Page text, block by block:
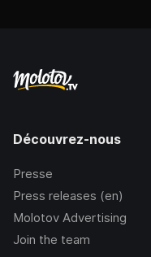
Découvrez-nous
Presse
Press releases (en)
Molotov Advertising
Join the team